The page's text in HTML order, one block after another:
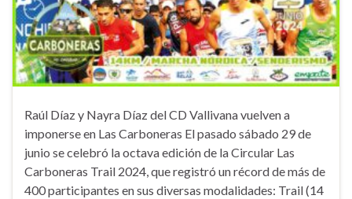
Raúl Díaz y Nayra Díaz del CD Vallivana vuelven a
imponerse en Las Carboneras El pasado sábado 29 de
junio se celebró la octava edición de la Circular Las
Carboneras Trail 2024, que registró un récord de más de
400 participantes en sus diversas modalidades: Trail (14